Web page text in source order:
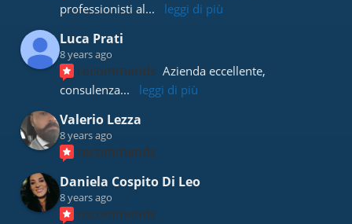
professionisti al... leggi di più
Luca Prati
8 years ago
recommends Azienda eccellente,
consulenza... leggi di più
Valerio Lezza
8 years ago
recommends
Daniela Cospito Di Leo
8 years ago
recommends